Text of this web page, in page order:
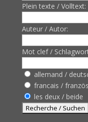
Plein texte / Volltext:
Auteur / Autor:
Mot clef /
allemand /
francais /
les deux / beide